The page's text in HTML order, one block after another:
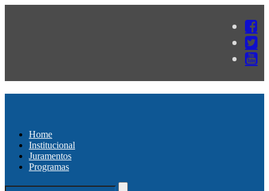
Home
Institucional
Juramentos
Programas